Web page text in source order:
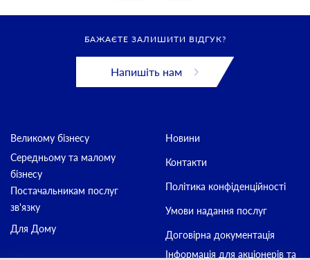
БАЖАЄТЕ ЗАЛИШИТИ ВІДГУК?
Напишіть нам
Великому бізнесу
Середньому та малому
бізнесу
Постачальникам послуг
зв'язку
Для Дому
Новини
Контакти
Політика конфіденційності
Умови надання послуг
Договірна документація
Інформація для акціонерів та